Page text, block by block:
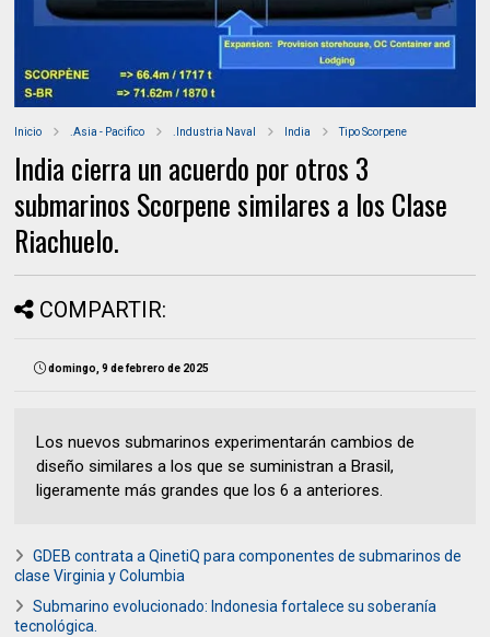
Inicio .Asia - Pacifico .Industria Naval India Tipo Scorpene
India cierra un acuerdo por otros 3
submarinos Scorpene similares a los Clase
Riachuelo.
COMPARTIR:
domingo, 9 de febrero de 2025
Los nuevos submarinos experimentarán cambios de
diseño similares a los que se suministran a Brasil,
ligeramente más grandes que los 6 a anteriores.
GDEB contrata a QinetiQ para componentes de submarinos de
clase Virginia y Columbia
Submarino evolucionado: Indonesia fortalece su soberanía
tecnológica.